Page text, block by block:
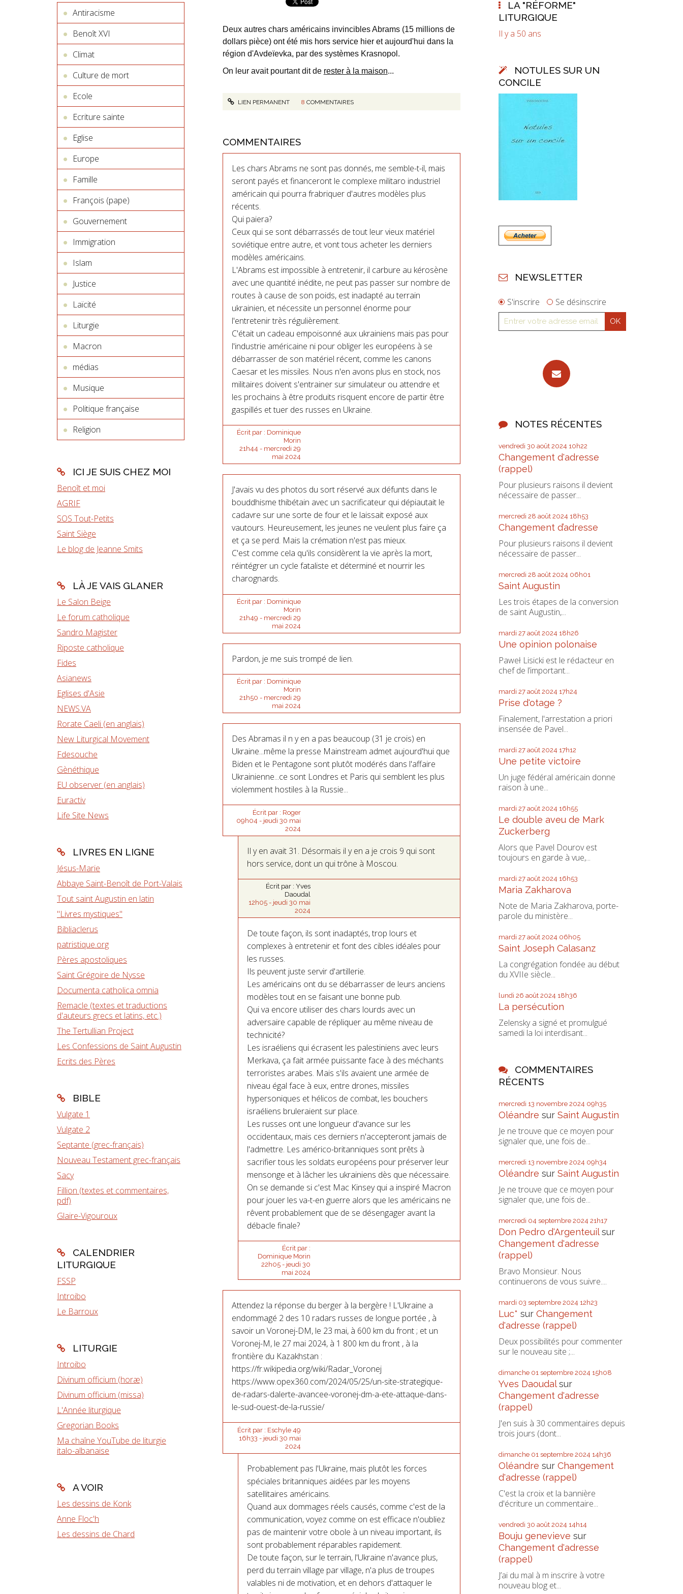
Antiracisme
Benoît XVI
Climat
Culture de mort
Ecole
Ecriture sainte
Eglise
Europe
Famille
François (pape)
Gouvernement
Immigration
Islam
Justice
Laïcité
Liturgie
Macron
médias
Musique
Politique française
Religion
ICI JE SUIS CHEZ MOI
Benoît et moi
AGRIF
SOS Tout-Petits
Saint Siège
Le blog de Jeanne Smits
LÀ JE VAIS GLANER
Le Salon Beige
Le forum catholique
Sandro Magister
Riposte catholique
Fides
Asianews
Eglises d'Asie
NEWS.VA
Rorate Caeli (en anglais)
New Liturgical Movement
Fdesouche
Gènéthique
EU observer (en anglais)
Euractiv
Life Site News
LIVRES EN LIGNE
Jésus-Marie
Abbaye Saint-Benoît de Port-Valais
Tout saint Augustin en latin
"Livres mystiques"
Bibliaclerus
patristique.org
Pères apostoliques
Saint Grégoire de Nysse
Documenta catholica omnia
Remacle (textes et traductions
d'auteurs grecs et latins, etc.)
The Tertullian Project
Les Confessions de Saint Augustin
Ecrits des Pères
BIBLE
Vulgate 1
Vulgate 2
Septante (grec-français)
Nouveau Testament grec-français
Sacy
Fillion (textes et commentaires,
pdf)
Glaire-Vigouroux
CALENDRIER
LITURGIQUE
FSSP
Introibo
Le Barroux
LITURGIE
Introibo
Divinum officium (horæ)
Divinum officium (missa)
L'Année liturgique
Gregorian Books
Ma chaîne YouTube de liturgie
italo-albanaise
A VOIR
Les dessins de Konk
Anne Floc'h
Les dessins de Chard
Deux autres chars américains invincibles Abrams (15 millions de
dollars pièce) ont été mis hors service hier et aujourd'hui dans la
région d'Avdeïevka, par des systèmes Krasnopol.
On leur avait pourtant dit de rester à la maison...
LIEN PERMANENT 8 COMMENTAIRES
COMMENTAIRES
Les chars Abrams ne sont pas donnés, me semble-t-il, mais
seront payés et financeront le complexe militaro industriel
américain qui pourra frabriquer d'autres modèles plus
récents.
Qui paiera?
Ceux qui se sont débarrassés de tout leur vieux matériel
soviétique entre autre, et vont tous acheter les derniers
modèles américains.
L'Abrams est impossible à entretenir, il carbure au kérosène
avec une quantité inédite, ne peut pas passer sur nombre de
routes à cause de son poids, est inadapté au terrain
ukrainien, et nécessite un personnel énorme pour
l'entretenir très régulièrement.
C'était un cadeau empoisonné aux ukrainiens mais pas pour
l'industrie américaine ni pour obliger les européens à se
débarrasser de son matériel récent, comme les canons
Caesar et les missiles. Nous n'en avons plus en stock, nos
militaires doivent s'entrainer sur simulateur ou attendre et
les prochains à être produits risquent encore de partir être
gaspillés et tuer des russes en Ukraine.
Écrit par : Dominique
Morin
21h44 - mercredi 29
mai 2024
J'avais vu des photos du sort réservé aux défunts dans le
bouddhisme thibétain avec un sacrificateur qui dépiautait le
cadavre sur une sorte de four et le laissait exposé aux
vautours. Heureusement, les jeunes ne veulent plus faire ça
et ça se perd. Mais la crémation n'est pas mieux.
C'est comme cela qu'ils considèrent la vie après la mort,
réintégrer un cycle fataliste et déterminé et nourrir les
charognards.
Écrit par : Dominique
Morin
21h49 - mercredi 29
mai 2024
Pardon, je me suis trompé de lien.
Écrit par : Dominique
Morin
21h50 - mercredi 29
mai 2024
Des Abramas il n y en a pas beaucoup (31 je crois) en
Ukraine...même la presse Mainstream admet aujourd'hui que
Biden et le Pentagone sont plutôt modérés dans l'affaire
Ukrainienne...ce sont Londres et Paris qui semblent les plus
violemment hostiles à la Russie...
Écrit par : Roger
09h04 - jeudi 30 mai
2024
Il y en avait 31. Désormais il y en a je crois 9 qui sont
hors service, dont un qui trône à Moscou.
Écrit par : Yves
Daoudal
12h05- jeudi 30 mai
2024
De toute façon, ils sont inadaptés, trop lours et
complexes à entretenir et font des cibles idéales pour
les russes.
Ils peuvent juste servir d'artillerie.
Les américains ont du se débarrasser de leurs anciens
modèles tout en se faisant une bonne pub.
Qui va encore utiliser des chars lourds avec un
adversaire capable de répliquer au même niveau de
technicité?
Les israéliens qui écrasent les palestiniens avec leurs
Merkava, ça fait armée puissante face à des méchants
terroristes arabes. Mais s'ils avaient une armée de
niveau égal face à eux, entre drones, missiles
hypersoniques et hélicos de combat, les bouchers
israéliens bruleraient sur place.
Les russes ont une longueur d'avance sur les
occidentaux, mais ces derniers n'accepteront jamais de
l'admettre. Les américo-britanniques sont prêts à
sacrifier tous les soldats européens pour préserver leur
mensonge et à lâcher les ukrainiens dès que nécessaire.
On se demande si c'est Mac Kinsey qui a inspiré Macron
pour jouer les va-t-en guerre alors que les américains ne
rêvent probablement que de se désengager avant la
débacle finale?
Écrit par :
Dominique Morin
22h05- jeudi 30
mai 2024
Attendez la réponse du berger à la bergère ! L'Ukraine a
endommagé 2 des 10 radars russes de longue portée , à
savoir un Voronej-DM, le 23 mai, à 600 km du front ; et un
Voronej-M, le 27 mai 2024, à 1 800 km du front , à la
frontière du Kazakhstan :
https://fr.wikipedia.org/wiki/Radar_Voronej
https://www.opex360.com/2024/05/25/un-site-strategique-
de-radars-dalerte-avancee-voronej-dm-a-ete-attaque-dans-
le-sud-ouest-de-la-russie/
Écrit par : Eschyle 49
16h33 - jeudi 30 mai
2024
Probablement pas l'Ukraine, mais plutôt les forces
spéciales britanniques aidées par les moyens
satellitaires américains.
Quand aux dommages réels causés, comme c'est de la
communication, voyez comme on est efficace n'oubliez
pas de maintenir votre obole à un niveau important, ils
sont probablement réparables rapidement.
De toute façon, sur le terrain, l'Ukraine n'avance plus,
perd du terrain village par village, n'a plus de troupes
valables ni de motivation, et en dehors d'attaquer le
LA "RÉFORME"
LITURGIQUE
Il y a 50 ans
NOTULES SUR UN
CONCILE
NEWSLETTER
S'inscrire Se désinscrire
NOTES RÉCENTES
vendredi 30 août 2024 10h22
Changement d'adresse
(rappel)
Pour plusieurs raisons il devient
nécessaire de passer...
mercredi 28 août 2024 18h53
Changement d’adresse
Pour plusieurs raisons il devient
nécessaire de passer...
mercredi 28 août 2024 06h01
Saint Augustin
Les trois étapes de la conversion
de saint Augustin,...
mardi 27 août 2024 18h26
Une opinion polonaise
Paweł Lisicki est le rédacteur en
chef de l’important...
mardi 27 août 2024 17h24
Prise d'otage ?
Finalement, l'arrestation a priori
insensée de Pavel...
mardi 27 août 2024 17h12
Une petite victoire
Un juge fédéral américain donne
raison à une...
mardi 27 août 2024 16h55
Le double aveu de Mark
Zuckerberg
Alors que Pavel Dourov est
toujours en garde à vue,...
mardi 27 août 2024 16h53
Maria Zakharova
Note de Maria Zakharova, porte-
parole du ministère...
mardi 27 août 2024 06h05
Saint Joseph Calasanz
La congrégation fondée au début
du XVIIe siècle...
lundi 26 août 2024 18h36
La persécution
Zelensky a signé et promulgué
samedi la loi interdisant...
COMMENTAIRES
RÉCENTS
mercredi 13 novembre 2024 09h35
Oléandre sur Saint Augustin
Je ne trouve que ce moyen pour
signaler que, une fois de...
mercredi 13 novembre 2024 09h34
Oléandre sur Saint Augustin
Je ne trouve que ce moyen pour
signaler que, une fois de...
mercredi 04 septembre 2024 21h17
Don Pedro d‘Argenteuilsur
Changement d'adresse
(rappel)
Bravo Monsieur. Nous
continuerons de vous suivre....
mardi 03 septembre 2024 12h23
Luc* sur Changement
d'adresse (rappel)
Deux possibilités pour commenter
sur le nouveau site ;...
dimanche 01 septembre 2024 15h08
Yves Daoudalsur
Changement d'adresse
(rappel)
J'en suis à 30 commentaires depuis
trois jours (dont...
dimanche 01 septembre 2024 14h36
Oléandre sur Changement
d'adresse (rappel)
C'est la croix et la bannière
d'écriture un commentaire...
vendredi 30 août 2024 14h14
Bouju genevieve sur
Changement d'adresse
(rappel)
J’ai du mal à m inscrire à votre
nouveau blog et...